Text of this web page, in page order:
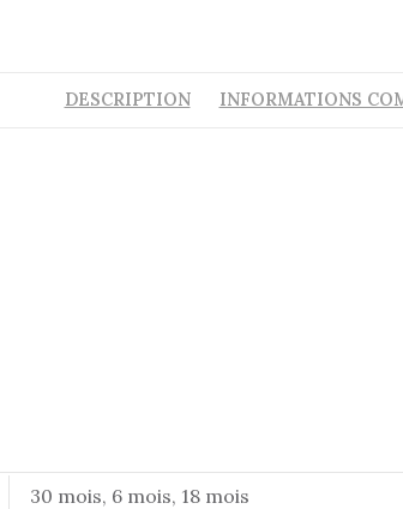
DESCRIPTION INFORMATIONS
30 mois, 6 mois, 18 mois